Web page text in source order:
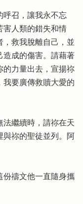
呼召，讓我永不忘
害人類的錯失和情
，救我脫離自己，並
造成的傷害。請藉著
的力量出去，宣揚祢
我要廣傳救贖大愛的
法繼續時，請祢在天
祢的聖徒並列。阿
份禱文他一直隨身攜